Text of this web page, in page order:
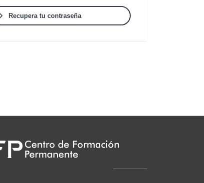
Recupera tu contraseña